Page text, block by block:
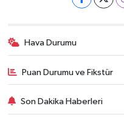
Hava Durumu
Puan Durumu ve Fikstür
Son Dakika Haberleri